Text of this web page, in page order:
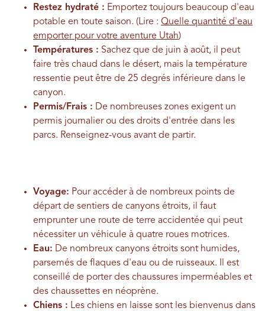
Restez hydraté : Emportez toujours beaucoup d'eau
potable en toute saison. (Lire : Quelle quantité d'eau
emporter pour votre aventure Utah)
Températures : Sachez que de juin à août, il peut
faire très chaud dans le désert, mais la température
ressentie peut être de 25 degrés inférieure dans le
canyon.
Permis/Frais : De nombreuses zones exigent un
permis journalier ou des droits d'entrée dans les
parcs. Renseignez-vous avant de partir.
Voyage: Pour accéder à de nombreux points de
départ de sentiers de canyons étroits, il faut
emprunter une route de terre accidentée qui peut
nécessiter un véhicule à quatre roues motrices.
Eau: De nombreux canyons étroits sont humides,
parsemés de flaques d'eau ou de ruisseaux. Il est
conseillé de porter des chaussures imperméables et
des chaussettes en néoprène.
Chiens : Les chiens en laisse sont les bienvenus dans